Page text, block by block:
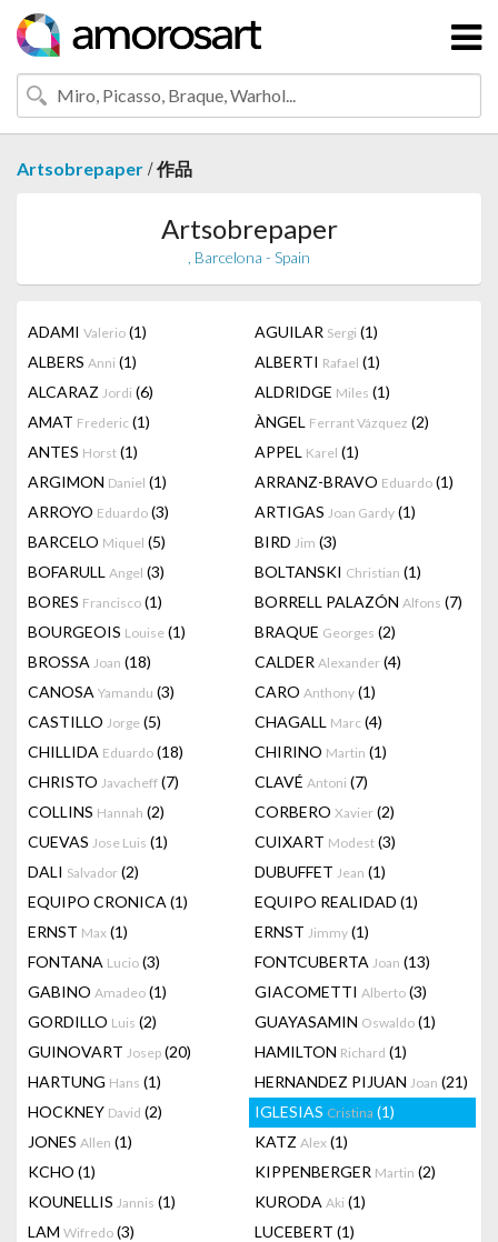
Artsobrepaper /作品
Artsobrepaper
, Barcelona - Spain
ADAMI Valerio (1) AGUILAR Sergi (1)
ALBERS Anni (1) ALBERTI Rafael (1)
ALCARAZ Jordi (6) ALDRIDGE Miles (1)
AMAT Frederic (1) ÀNGEL Ferrant Vázquez (2)
ANTES Horst (1) APPEL Karel (1)
ARGIMON Daniel (1) ARRANZ-BRAVO Eduardo (1)
ARROYO Eduardo (3) ARTIGAS Joan Gardy (1)
BARCELO Miquel (5) BIRD Jim (3)
BOFARULL Angel (3) BOLTANSKI Christian (1)
BORES Francisco (1) BORRELL PALAZÓN Alfons (7)
BOURGEOIS Louise (1) BRAQUE Georges (2)
BROSSA Joan (18) CALDER Alexander (4)
CANOSA Yamandu (3) CARO Anthony (1)
CASTILLO Jorge (5) CHAGALL Marc (4)
CHILLIDA Eduardo (18) CHIRINO Martin (1)
CHRISTO Javacheff (7) CLAVÉ Antoni (7)
COLLINS Hannah (2) CORBERO Xavier (2)
CUEVAS Jose Luis (1) CUIXART Modest (3)
DALI Salvador (2) DUBUFFET Jean (1)
EQUIPO CRONICA (1) EQUIPO REALIDAD (1)
ERNST Max (1) ERNST Jimmy (1)
FONTANA Lucio (3) FONTCUBERTA Joan (13)
GABINO Amadeo (1) GIACOMETTI Alberto (3)
GORDILLO Luis (2) GUAYASAMIN Oswaldo (1)
GUINOVART Josep (20) HAMILTON Richard (1)
HARTUNG Hans (1) HERNANDEZ PIJUAN Joan (21)
HOCKNEY David (2) IGLESIAS Cristina (1)
JONES Allen (1) KATZ Alex (1)
KCHO (1) KIPPENBERGER Martin (2)
KOUNELLIS Jannis (1) KURODA Aki (1)
LAM Wifredo (3) LUCEBERT (1)